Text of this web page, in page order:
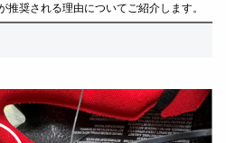
奨される理由についてご紹介します。